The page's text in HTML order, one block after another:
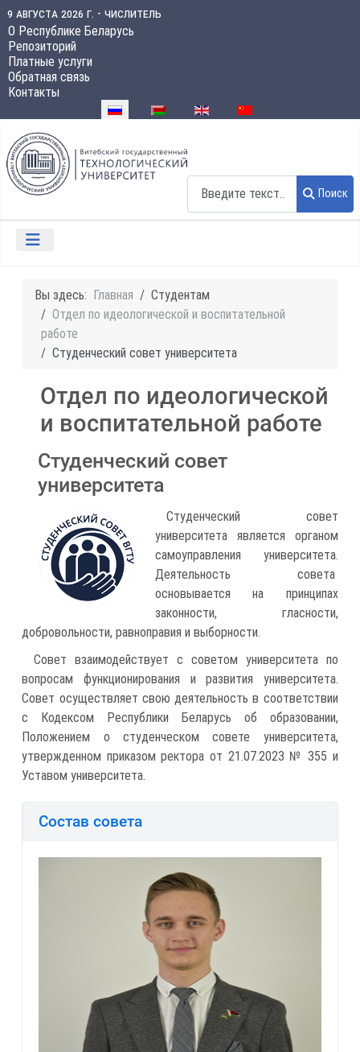
9 августа 2026 г. - числитель
О Республике Беларусь
Репозиторий
Платные услуги
Обратная связь
Контакты
Выберите язык
Поиск
Вы здесь: Главная
Студентам
Отдел по идеологической и воспитательной
работе
Студенческий совет университета
Отдел по идеологической
и воспитательной работе
Студенческий совет
университета
Студенческий совет
университета является органом
самоуправления университета.
Деятельность совета
основывается на принципах
законности, гласности,
добровольности, равноправия и выборности.
Совет взаимодействует с советом университета по
вопросам функционирования и развития университета.
Совет осуществляет свою деятельность в соответствии
с Кодексом Республики Беларусь об образовании,
Положением о студенческом совете университета,
утвержденном приказом ректора от 21.07.2023 № 355 и
Уставом университета.
Состав совета